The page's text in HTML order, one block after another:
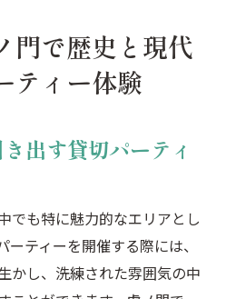
門で歴史と現代
ティー体験
出す貸切パーティ
でも特に魅力的なエリアとし
ティーを開催する際には、
かし、洗練された雰囲気の中